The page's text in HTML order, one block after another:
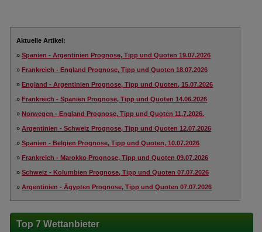
Aktuelle Artikel:
»Spanien - Argentinien Prognose, Tipp und Quoten 19.07.2026
»Frankreich - England Prognose, Tipp und Quoten 18.07.2026
»England - Argentinien Prognose, Tipp und Quoten, 15.07.2026
»Frankreich - Spanien Prognose, Tipp und Quoten 14.06.2026
»Norwegen - England Prognose, Tipp und Quoten 11.7.2026.
»Argentinien - Schweiz Prognose, Tipp und Quoten 12.07.2026
»Spanien - Belgien Prognose, Tipp und Quoten, 10.07.2026
»Frankreich - Marokko Prognose, Tipp und Quoten 09.07.2026
»Schweiz - Kolumbien Prognose, Tipp und Quoten 07.07.2026
»Argentinien - Ägypten Prognose, Tipp und Quoten 07.07.2026
Top 7 Wettanbieter